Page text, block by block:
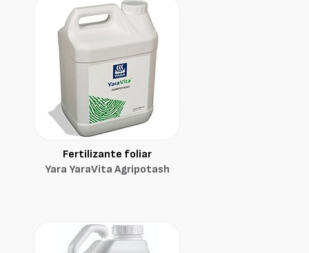
Fertilizante foliar
Yara YaraVita Agripotash